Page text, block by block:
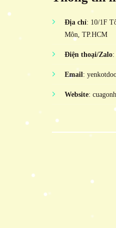
Địa chỉ: 10/1F
Môn, TP.HCM
Điện thoại/Zalo:
Email:
Website: